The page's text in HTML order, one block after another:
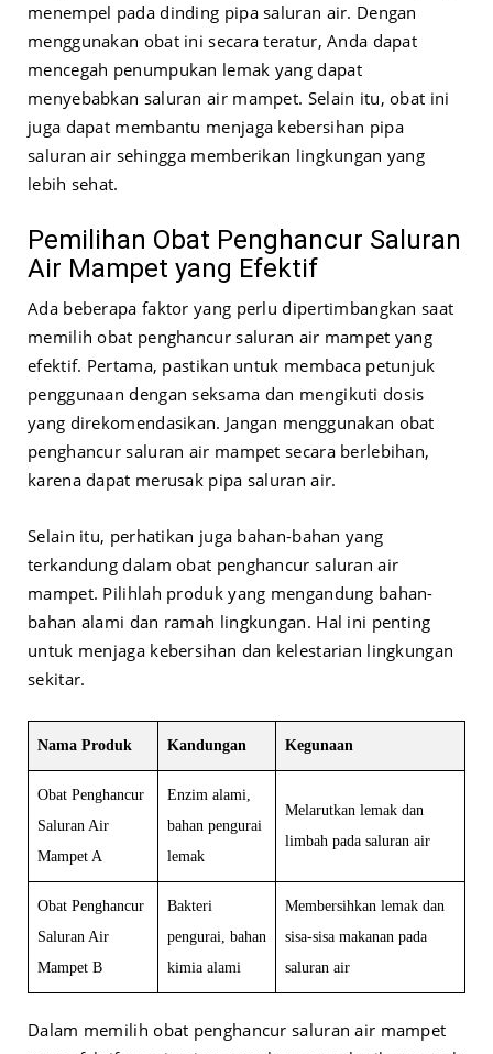
menempel pada dinding pipa saluran air. Dengan
menggunakan obat ini secara teratur, Anda dapat
mencegah penumpukan lemak yang dapat
menyebabkan saluran air mampet. Selain itu, obat ini
juga dapat membantu menjaga kebersihan pipa
saluran air sehingga memberikan lingkungan yang
lebih sehat.
Pemilihan Obat Penghancur Saluran
Air Mampet yang Efektif
Ada beberapa faktor yang perlu dipertimbangkan saat
memilih obat penghancur saluran air mampet yang
efektif. Pertama, pastikan untuk membaca petunjuk
penggunaan dengan seksama dan mengikuti dosis
yang direkomendasikan. Jangan menggunakan obat
penghancur saluran air mampet secara berlebihan,
karena dapat merusak pipa saluran air.
Selain itu, perhatikan juga bahan-bahan yang
terkandung dalam obat penghancur saluran air
mampet. Pilihlah produk yang mengandung bahan-
bahan alami dan ramah lingkungan. Hal ini penting
untuk menjaga kebersihan dan kelestarian lingkungan
sekitar.
Nama Produk Kandungan Kegunaan
Obat Penghancur
Saluran Air
Mampet A
Enzim alami,
bahan pengurai
lemak
Melarutkan lemak dan
limbah pada saluran air
Obat Penghancur
Saluran Air
Mampet B
Bakteri
pengurai, bahan
kimia alami
Membersihkan lemak dan
sisa-sisa makanan pada
saluran air
Dalam memilih obat penghancur saluran air mampet